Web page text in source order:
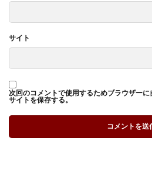
サイト
次回のコメントで使用するためブラウザーに
サイトを保存する。